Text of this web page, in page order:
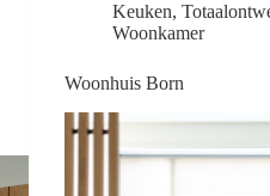
Keuken,
Woonkamer
Woonhuis Born